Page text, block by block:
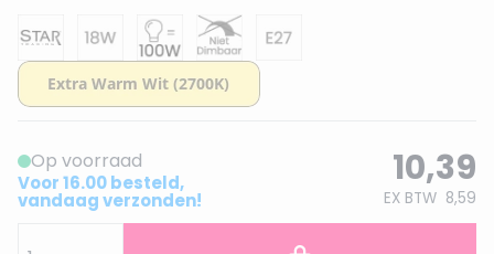
Op voorraad
Voor 16.00 besteld,
vandaag verzonden!
10,39
EX BTW 8,59